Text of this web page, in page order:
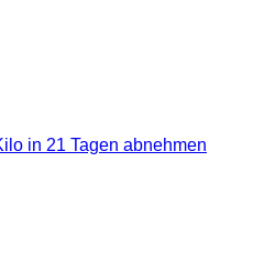
in 21 Tagen abnehmen